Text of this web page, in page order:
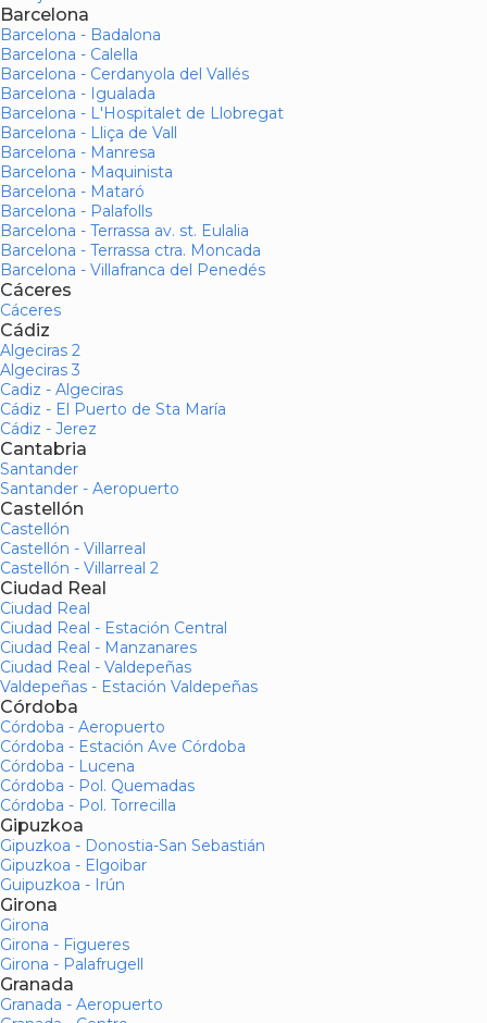
Barcelona
Barcelona - Badalona
Barcelona - Calella
Barcelona - Cerdanyola del Vallés
Barcelona - Igualada
Barcelona - L'Hospitalet de Llobregat
Barcelona - Lliça de Vall
Barcelona - Manresa
Barcelona - Maquinista
Barcelona - Mataró
Barcelona - Palafolls
Barcelona - Terrassa av. st. Eulalia
Barcelona - Terrassa ctra. Moncada
Barcelona - Villafranca del Penedés
Cáceres
Cáceres
Cádiz
Algeciras 2
Algeciras 3
Cadiz - Algeciras
Cádiz - El Puerto de Sta María
Cádiz - Jerez
Cantabria
Santander
Santander - Aeropuerto
Castellón
Castellón
Castellón - Villarreal
Castellón - Villarreal 2
Ciudad Real
Ciudad Real
Ciudad Real - Estación Central
Ciudad Real - Manzanares
Ciudad Real - Valdepeñas
Valdepeñas - Estación Valdepeñas
Córdoba
Córdoba - Aeropuerto
Córdoba - Estación Ave Córdoba
Córdoba - Lucena
Córdoba - Pol. Quemadas
Córdoba - Pol. Torrecilla
Gipuzkoa
Gipuzkoa - Donostia-San Sebastián
Gipuzkoa - Elgoibar
Guipuzkoa - Irún
Girona
Girona
Girona - Figueres
Girona - Palafrugell
Granada
Granada - Aeropuerto